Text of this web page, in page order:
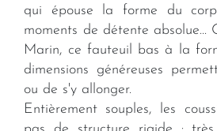
qui épouse la forme du
moments de détente absolue...
Marin, ce fauteuil bas à la
dimensions généreuses
ou de s'y allonger.
Entièrement souples, les